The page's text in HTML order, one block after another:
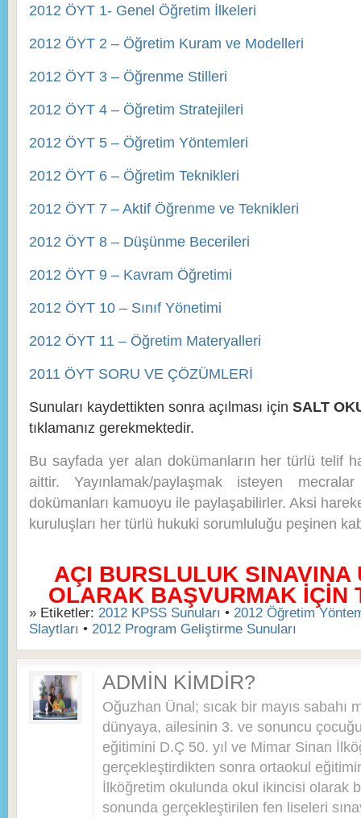
2012 ÖYT 1- Genel Öğretim İlkeleri
2012 ÖYT 2 – Öğretim Kuram ve Modelleri
2012 ÖYT 3 – Öğrenme Stilleri
2012 ÖYT 4 – Öğretim Stratejileri
2012 ÖYT 5 – Öğretim Yöntemleri
2012 ÖYT 6 – Öğretim Teknikleri
2012 ÖYT 7 – Aktif Öğrenme ve Teknikleri
2012 ÖYT 8 – Düşünme Becerileri
2012 ÖYT 9 – Kavram Öğretimi
2012 ÖYT 10 – Sınıf Yönetimi
2012 ÖYT 11 – Öğretim Materyalleri
2011 ÖYT SORU VE ÇÖZÜMLERİ
Sunuları kaydettikten sonra açılması için SALT
tıklamanız gerekmektedir.
Bu sayfada yer alan dokümanların her türlü telif
aittir. Yayınlamak/paylaşmak isteyen
dokümanları kamuoyu ile paylaşabilirler. Aksi
kuruluşları her türlü hukuki sorumluluğu peşinen
AÇI BURSLULUK SINAVINA
OLARAK BAŞVURMAK İÇİN
» Etiketler: 2012 KPSS Sunuları • 2012 Öğretim
Slaytları • 2012 Program Geliştirme Sunuları
ADMIN KIMDIR?
Oğuzhan Ünal; sıcak bir mayıs sabahı
dünyaya, ailesinin 3. ve sonuncu
eğitimini D.Ç 50. yıl ve Mimar Sinan
gerçekleştirdikten sonra ortaokul
İlköğretim okulunda okul ikincisi olarak
sonunda gerçekleştirilen fen liseleri